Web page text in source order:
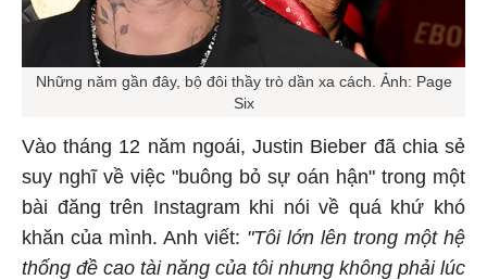
Những năm gần đây, bộ đôi thầy trò dần xa cách. Ảnh: Page
Six
Vào tháng 12 năm ngoái, Justin Bieber đã chia sẻ
suy nghĩ về việc "buông bỏ sự oán hận" trong một
bài đăng trên Instagram khi nói về quá khứ khó
khăn của mình. Anh viết: "Tôi lớn lên trong một hệ
thống đề cao tài năng của tôi nhưng không phải lúc